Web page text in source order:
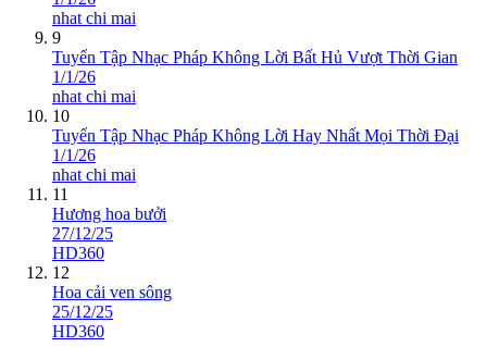
nhat chi mai
9
Tuyển Tập Nhạc Pháp Không Lời Bất Hủ Vượt Thời Gian
1/1/26
nhat chi mai
10
Tuyển Tập Nhạc Pháp Không Lời Hay Nhất Mọi Thời Đại
1/1/26
nhat chi mai
11
Hương hoa bưởi
27/12/25
HD360
12
Hoa cải ven sông
25/12/25
HD360